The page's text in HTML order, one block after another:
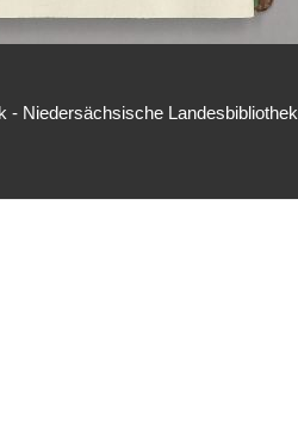
- Niedersächsische Landesbibliothek